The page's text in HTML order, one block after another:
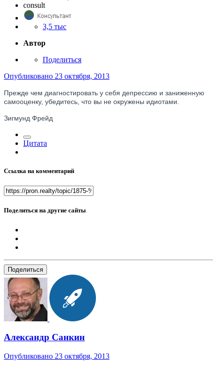
consult
3,5 тыс
Автор
Поделиться
Опубликовано 23 октября, 2013
Прежде чем диагностировать у себя депрессию и заниженную
самооценку, убедитесь, что вы не окружены идиотами.
Зигмунд Фрейд
Цитата
Ссылка на комментарий
Поделиться на другие сайты
Поделиться
Александр Санкин
Опубликовано 23 октября, 2013